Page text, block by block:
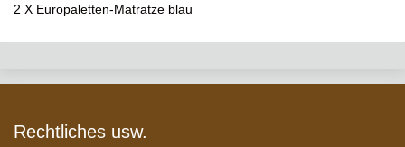
2 X Europaletten-Matratze blau
Rechtliches usw.